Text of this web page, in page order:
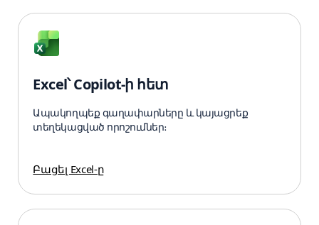
Excel՝ Copilot-ի հետ
Ապակողպեք գաղափարները և կայացրեք
տեղեկացված որոշումներ։
Բացել Excel-ը